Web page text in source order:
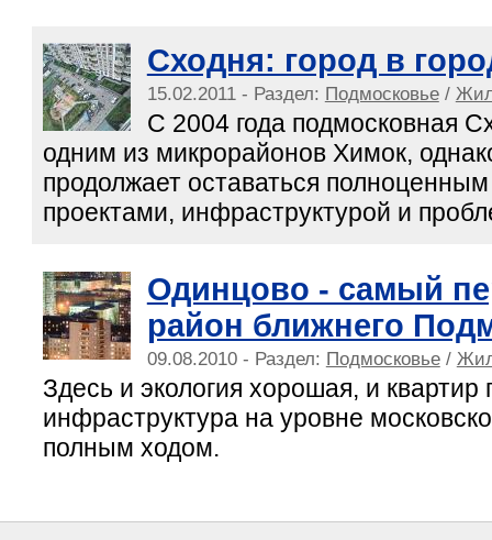
Сходня: город в
15.02.2011 - Раздел: Подмосковье/
С 2004 года подмосковная
одним из микрорайонов Химок,
продолжает оставаться
проектами, инфраструктурой и
Одинцово - самый
район ближнего
09.08.2010 - Раздел: Подмосковье/
Здесь и экология хорошая, и квартир
инфраструктура на уровне
полным ходом.